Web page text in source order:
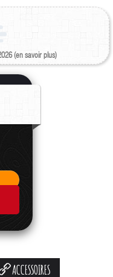
(en savoir plus)
ACCESSOIRES